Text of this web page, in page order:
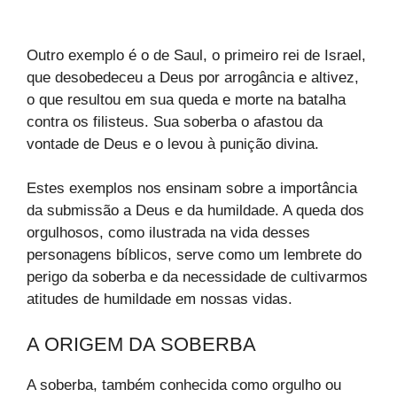
Outro exemplo é o de Saul, o primeiro rei de Israel,
que desobedeceu a Deus por arrogância e altivez,
o que resultou em sua queda e morte na batalha
contra os filisteus. Sua soberba o afastou da
vontade de Deus e o levou à punição divina.
Estes exemplos nos ensinam sobre a importância
da submissão a Deus e da humildade. A queda dos
orgulhosos, como ilustrada na vida desses
personagens bíblicos, serve como um lembrete do
perigo da soberba e da necessidade de cultivarmos
atitudes de humildade em nossas vidas.
A ORIGEM DA SOBERBA
A soberba, também conhecida como orgulho ou